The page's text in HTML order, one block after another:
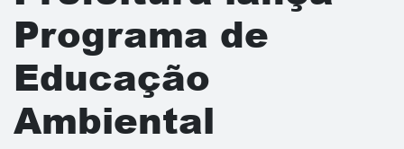
Programa de
Educação
Ambiental